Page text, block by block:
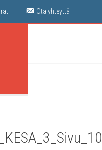
Ota yhteyt­tä